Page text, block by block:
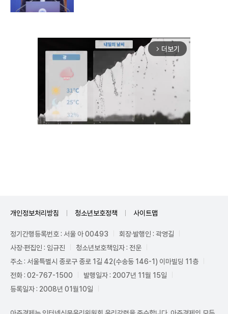
arrow_forward_ios 더보기
개인정보처리방침 청소년보호정책 사이트맵
정기간행등록번호 : 서울 아 00493
회장·발행인 : 곽영길
사장·편집인 : 임규진
청소년보호책임자 : 전운
주소 : 서울특별시 종로구 종로 1길 42(수송동 146-1) 이마빌딩 11층
전화 : 02-767-1500
발행일자 : 2007년 11월 15일
등록일자 : 2008년 01월10일